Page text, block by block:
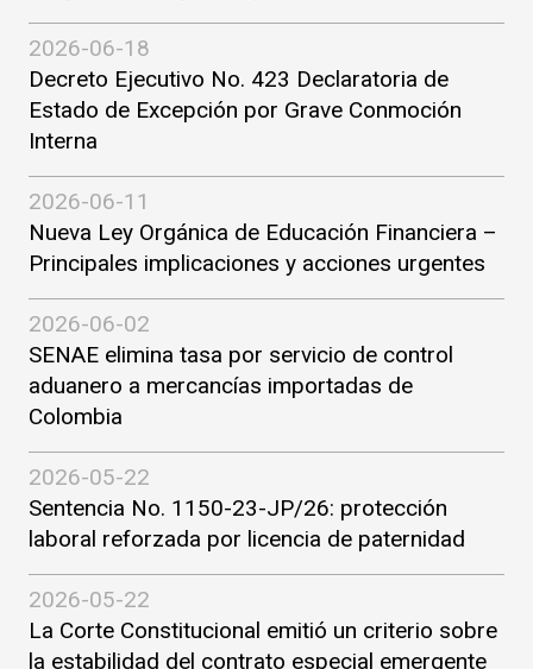
2026-06-18
Decreto Ejecutivo No. 423 Declaratoria de
Estado de Excepción por Grave Conmoción
Interna
2026-06-11
Nueva Ley Orgánica de Educación Financiera –
Principales implicaciones y acciones urgentes
2026-06-02
SENAE elimina tasa por servicio de control
aduanero a mercancías importadas de
Colombia
2026-05-22
Sentencia No. 1150-23-JP/26: protección
laboral reforzada por licencia de paternidad
2026-05-22
La Corte Constitucional emitió un criterio sobre
la estabilidad del contrato especial emergente